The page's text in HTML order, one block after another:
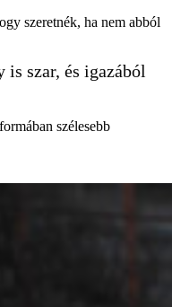
szeretnék, ha nem abból
is szar, és igazából
szélesebb